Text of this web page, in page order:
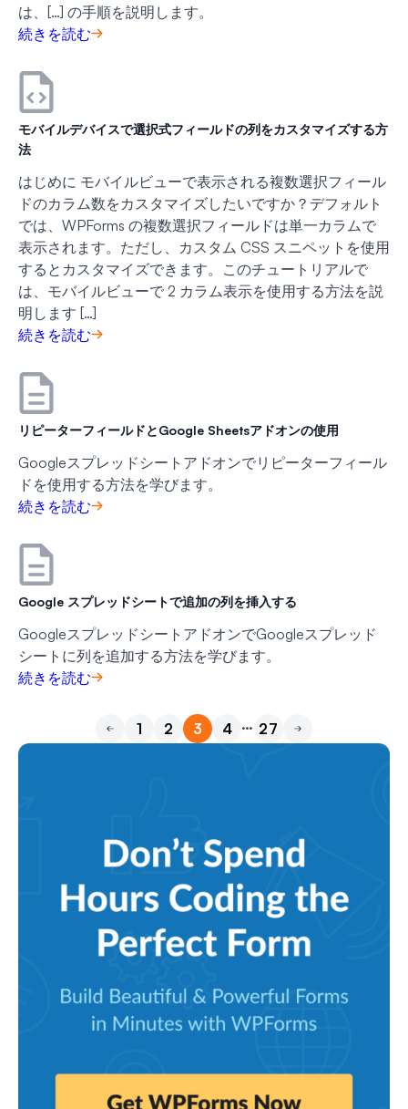
は、[…] の手順を説明します。
続きを読む
モバイルデバイスで選択式フィールドの列をカスタマイズする方
法
はじめに モバイルビューで表示される複数選択フィール
ドのカラム数をカスタマイズしたいですか？デフォルト
では、WPForms の複数選択フィールドは単一カラムで
表示されます。ただし、カスタム CSS スニペットを使用
するとカスタマイズできます。このチュートリアルで
は、モバイルビューで 2 カラム表示を使用する方法を説
明します […]
続きを読む
リピーターフィールドとGoogle Sheetsアドオンの使用
Googleスプレッドシートアドオンでリピーターフィール
ドを使用する方法を学びます。
続きを読む
Google スプレッドシートで追加の列を挿入する
GoogleスプレッドシートアドオンでGoogleスプレッド
シートに列を追加する方法を学びます。
続きを読む
1 2 3 4 … 27